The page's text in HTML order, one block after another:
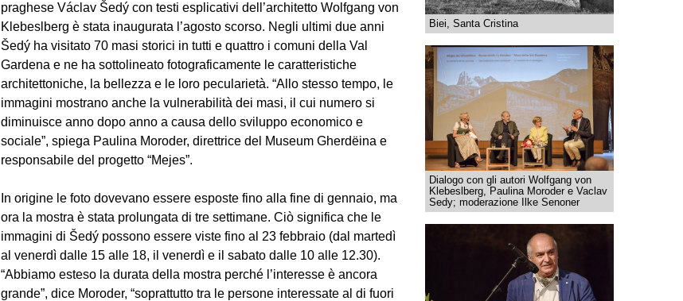
praghese Václav Šedý con testi esplicativi dell’architetto Wolfgang von
Klebeslberg è stata inaugurata l’agosto scorso. Negli ultimi due anni
Šedý ha visitato 70 masi storici in tutti e quattro i comuni della Val
Gardena e ne ha sottolineato fotograficamente le caratteristiche
architettoniche, la bellezza e le loro pecularietà. “Allo stesso tempo, le
immagini mostrano anche la vulnerabilità dei masi, il cui numero si
diminuisce anno dopo anno a causa dello sviluppo economico e
sociale”, spiega Paulina Moroder, direttrice del Museum Gherdëina e
responsabile del progetto “Mejes”.
In origine le foto dovevano essere esposte fino alla fine di gennaio, ma
ora la mostra è stata prolungata di tre settimane. Ciò significa che le
immagini di Šedý possono essere viste fino al 23 febbraio (dal martedì
al venerdì dalle 15 alle 18, il venerdì e il sabato dalle 10 alle 12.30).
“Abbiamo esteso la durata della mostra perché l’interesse è ancora
grande”, dice Moroder, “soprattutto tra le persone interessate al di fuori
Biei, Santa Cristina
Dialogo con gli autori Wolfgang von
Klebeslberg, Paulina Moroder e Vaclav
Sedy; moderazione Ilke Senoner